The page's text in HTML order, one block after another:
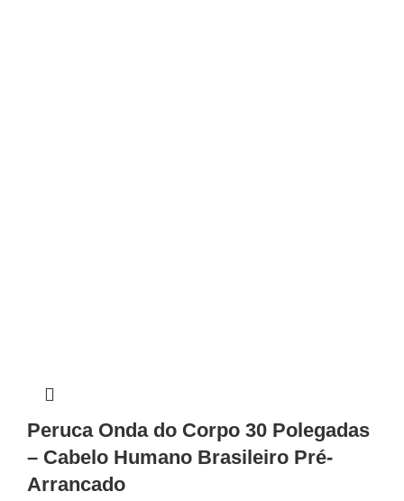
Peruca Onda do Corpo 30 Polegadas
– Cabelo Humano Brasileiro Pré-
Arrancado